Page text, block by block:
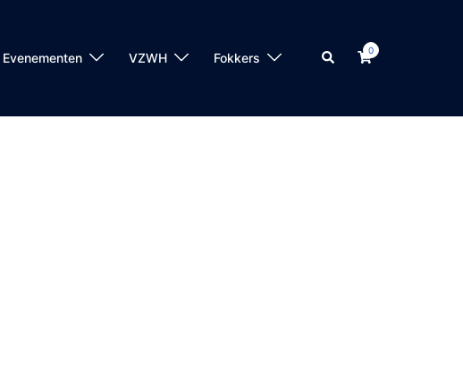
Evenementen VZWH Fokkers Zoeken 0